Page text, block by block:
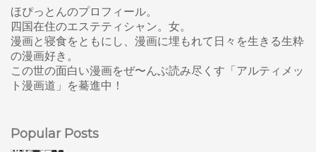
ほぴっとんのプロフィール。
四国在住のエステティシャン。女。
漫画と寝食をともにし、漫画に埋もれて日々を生きる生粋
の漫画好き。
この世の面白い漫画をぜ〜んぶ読み尽くす「アルティメッ
ト漫画道」を驀進中！
Popular Posts